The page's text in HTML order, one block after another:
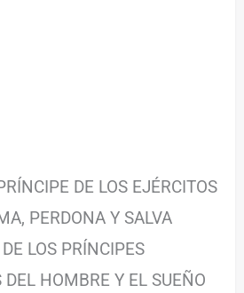
DE LOS EJÉRCITOS
PERDONA Y SALVA
LOS PRÍNCIPES
DEL HOMBRE Y EL SUEÑO